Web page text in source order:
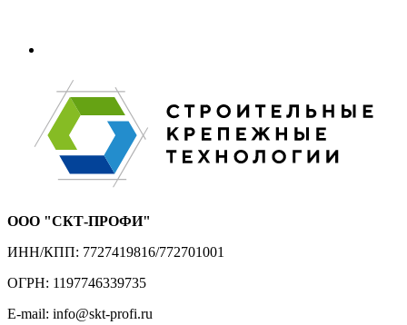
ООО "СКТ-ПРОФИ"
ИНН/КПП: 7727419816/772701001
ОГРН: 1197746339735
E-mail: info@skt-profi.ru